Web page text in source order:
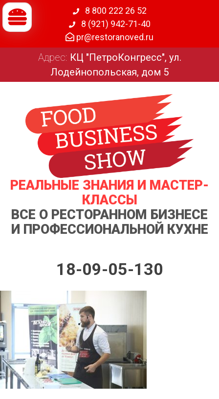
8 800 222 26 52
8 (921) 942-71-40
pr@restoranoved.ru
Адрес: КЦ "ПетроКонгресс", ул.
Лодейнопольская, дом 5
РЕАЛЬНЫЕ ЗНАНИЯ И МАСТЕР-
КЛАССЫ
ВСЕ О РЕСТОРАННОМ БИЗНЕСЕ
И ПРОФЕССИОНАЛЬНОЙ КУХНЕ
18-09-05-130